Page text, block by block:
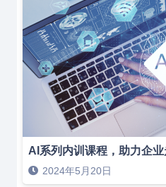
AI系列内训课程，助力企
2024年5月20日